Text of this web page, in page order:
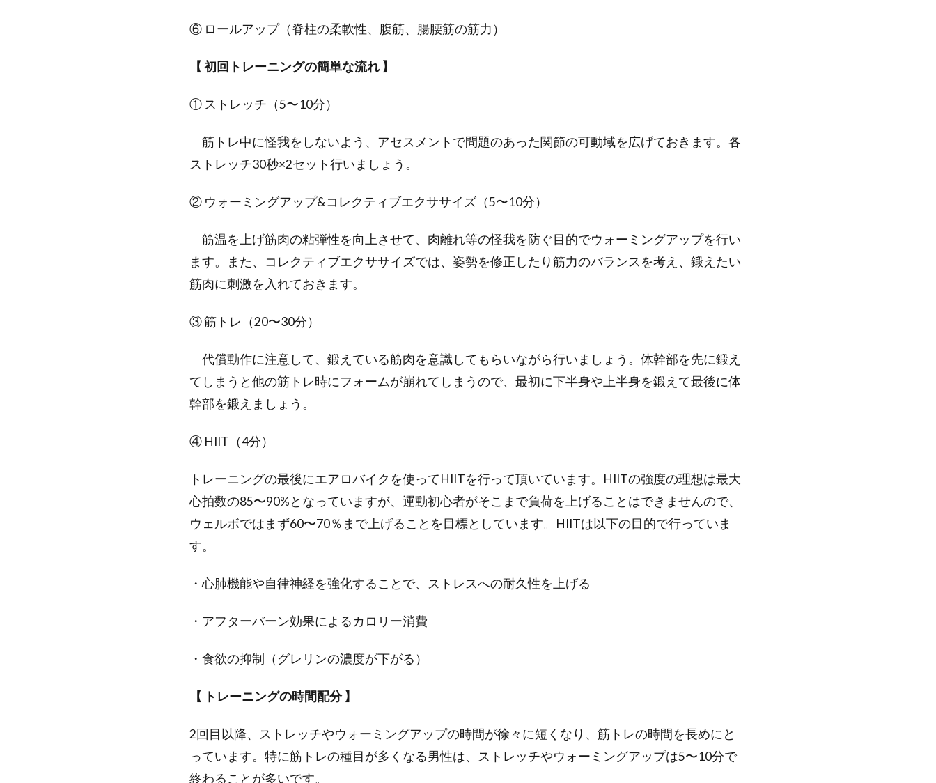
⑥ ロールアップ（脊柱の柔軟性、腹筋、腸腰筋の筋力）
【 初回トレーニングの簡単な流れ 】
① ストレッチ（5〜10分）
筋トレ中に怪我をしないよう、アセスメントで問題のあった関節の可動域を広げておきます。各
ストレッチ30秒×2セット行いましょう。
② ウォーミングアップ&コレクティブエクササイズ（5〜10分）
筋温を上げ筋肉の粘弾性を向上させて、肉離れ等の怪我を防ぐ目的でウォーミングアップを行い
ます。また、コレクティブエクササイズでは、姿勢を修正したり筋力のバランスを考え、鍛えたい
筋肉に刺激を入れておきます。
③ 筋トレ（20〜30分）
代償動作に注意して、鍛えている筋肉を意識してもらいながら行いましょう。体幹部を先に鍛え
てしまうと他の筋トレ時にフォームが崩れてしまうので、最初に下半身や上半身を鍛えて最後に体
幹部を鍛えましょう。
④ HIIT（4分）
トレーニングの最後にエアロバイクを使ってHIITを行って頂いています。HIITの強度の理想は最大
心拍数の85〜90%となっていますが、運動初心者がそこまで負荷を上げることはできませんので、
ウェルボではまず60〜70％まで上げることを目標としています。HIITは以下の目的で行っていま
す。
・心肺機能や自律神経を強化することで、ストレスへの耐久性を上げる
・アフターバーン効果によるカロリー消費
・食欲の抑制（グレリンの濃度が下がる）
【 トレーニングの時間配分 】
2回目以降、ストレッチやウォーミングアップの時間が徐々に短くなり、筋トレの時間を長めにと
っています。特に筋トレの種目が多くなる男性は、ストレッチやウォーミングアップは5〜10分で
終わることが多いです。